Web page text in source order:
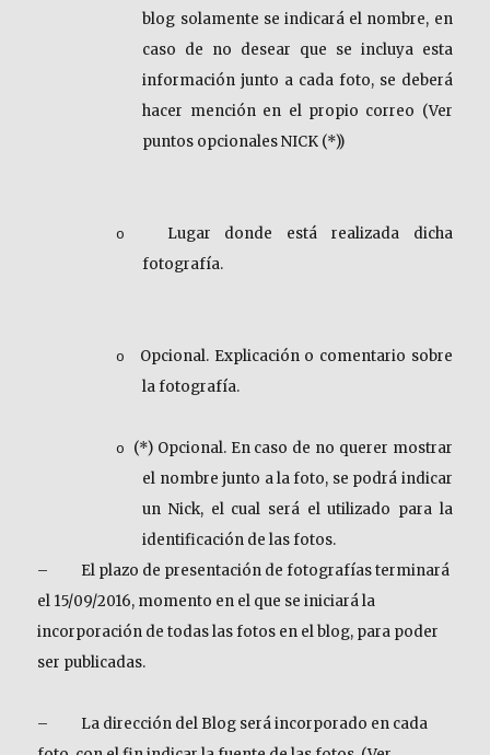
blog solamente se indicará el nombre, en
caso de no desear que se incluya esta
información junto a cada foto, se deberá
hacer mención en el propio correo (Ver
puntos opcionales NICK (*))
o
Lugar donde está realizada dicha
fotografía.
o
Opcional. Explicación o comentario sobre
la fotografía.
o
(*) Opcional. En caso de no querer mostrar
el nombre junto a la foto, se podrá indicar
un Nick, el cual será el utilizado para la
identificación de las fotos.
–
El plazo de presentación de fotografías terminará
el 15/09/2016, momento en el que se iniciará la
incorporación de todas las fotos en el blog, para poder
ser publicadas.
–
La dirección del Blog será incorporado en cada